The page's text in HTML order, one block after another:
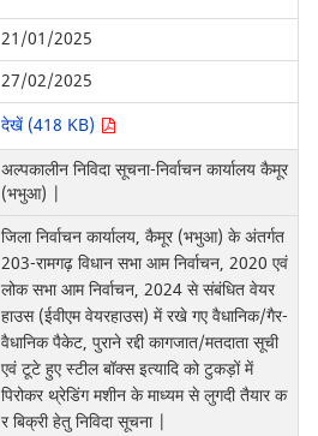
21/01/2025
27/02/2025
देखें (418 KB)
अल्पकालीन निविदा सूचना-निर्वाचन कार्यालय कैमूर
(भभुआ) |
जिला निर्वाचन कार्यालय, कैमूर (भभुआ) के अंतर्गत
203-रामगढ़ विधान सभा आम निर्वाचन, 2020 एवं
लोक सभा आम निर्वाचन, 2024 से संबंधित वेयर
हाउस (ईवीएम वेयरहाउस) में रखे गए वैधानिक/गैर-
वैधानिक पैकेट, पुराने रद्दी कागजात/मतदाता सूची
एवं टूटे हुए स्टील बॉक्स इत्यादि को टुकड़ों में
पिरोकर थ्रेडिंग मशीन के माध्यम से लुगदी तैयार क
र बिक्री हेतु निविदा सूचना |